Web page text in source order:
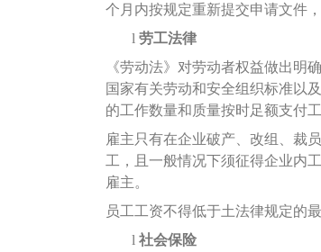
个月内按规定重新提交申请文件
l 劳工法律
《劳动法》对劳动者权益做出明
国家有关劳动和安全组织标准以
的工作数量和质量按时足额支付
雇主只有在企业破产、改组、裁
工，且一般情况下须征得企业内
雇主。
员工工资不得低于土法律规定的
l 社会保险